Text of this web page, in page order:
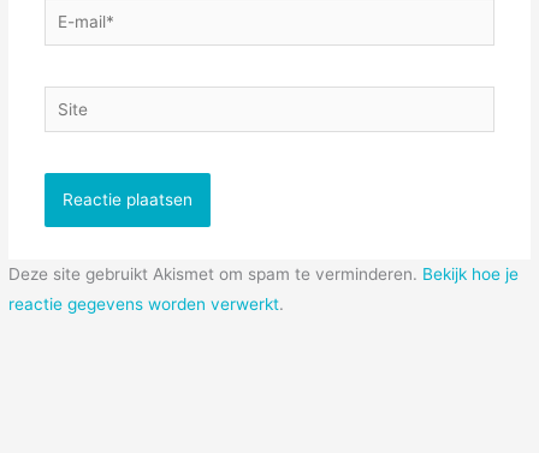
E-
mail*
Site
Deze site gebruikt Akismet om spam te verminderen. Bekijk hoe je
reactie gegevens worden verwerkt.